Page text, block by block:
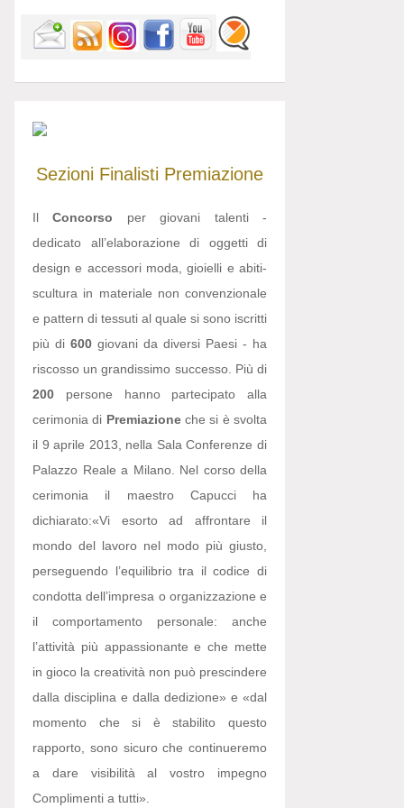
Sezioni Finalisti Premiazione
IlConcorso per giovani talenti -
dedicato all’elaborazione di oggetti di
design e accessori moda, gioielli e abiti-
scultura in materiale non convenzionale
e pattern di tessuti al quale si sono iscritti
più di 600 giovani da diversi Paesi - ha
riscosso un grandissimo successo. Più di
200 persone hanno partecipato alla
cerimonia di Premiazioneche si è svolta
il 9 aprile 2013, nella Sala Conferenze di
Palazzo Reale a Milano. Nel corso della
cerimonia il maestro Capucci ha
dichiarato:«Vi esorto ad affrontare il
mondo del lavoro nel modo più giusto,
perseguendo l’equilibrio tra il codice di
condotta dell’impresa o organizzazione e
il comportamento personale: anche
l’attività più appassionante e che mette
in gioco la creatività non può prescindere
dalla disciplina e dalla dedizione» e «dal
momento che si è stabilito questo
rapporto, sono sicuro che continueremo
a dare visibilità al vostro impegno
Complimenti a tutti».